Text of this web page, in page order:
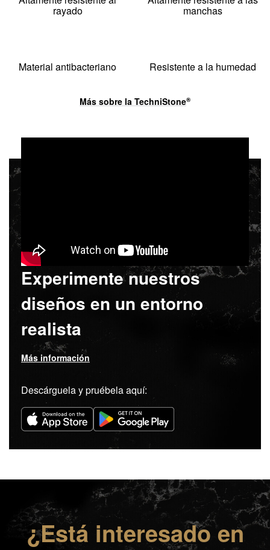
rayado manchas
Material antibacteriano Resistente a la humedad
Más sobre la TechniStone®
Experimente nuestros
diseños en un entorno
realista
Más información
Descárguela y pruébela aquí:
¿Está interesado en